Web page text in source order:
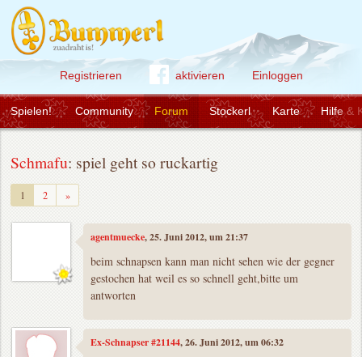
Registrieren aktivieren Einloggen
Community Forum Stockerl Karte Hilfe &
Spielen!
Schmafu: spiel geht so ruckartig
1 2 »Weiter
agentmuecke, 25. Juni 2012, um 21:37
beim schnapsen kann man nicht sehen wie der gegner
gestochen hat weil es so schnell geht,bitte um
antworten
Ex-Schnapser #21144, 26. Juni 2012, um 06:32